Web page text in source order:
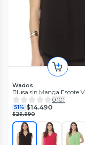
Wados
Blusa sin Manga Escote V
0(0)
51% $14.490
$29.990